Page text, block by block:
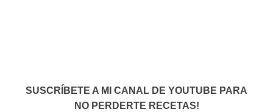
SUSCRÍBETE A MI CANAL DE YOUTUBE PARA
NO PERDERTE RECETAS!